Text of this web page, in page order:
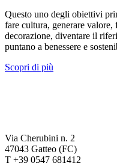
Questo uno degli obiettivi
fare cultura, generare
decorazione, diventare il
puntano a benessere e
Scopri di più
Via Cherubini n. 2
47043 Gatteo (FC)
T +39 0547 681412